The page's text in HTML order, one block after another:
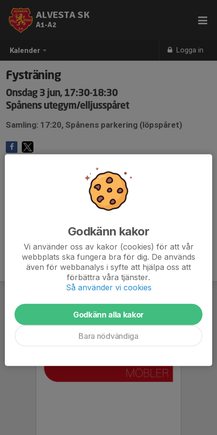
Kalender Logga in
ALVESTA SK
A1-A2
Fysträning
Onsdag 3 jun, 17:30-18:30
Spånens utegym/elljusspåret
Samling: 17:20, Spånens parkering (löpspåret)
Godkänn kakor
Vi använder oss av kakor (cookies) för att vår
webbplats ska fungera bra för dig. De används
även för webbanalys i syfte att hjälpa oss att
förbättra våra tjänster.
Så använder vi cookies
Godkänn alla kakor
Bara nödvändiga